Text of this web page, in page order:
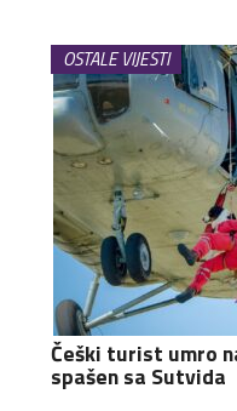
OSTALE VIJESTI
Češki turist umro
spašen sa Sutvida